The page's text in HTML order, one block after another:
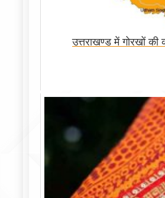
उत्तराखण्ड में गोरखों की